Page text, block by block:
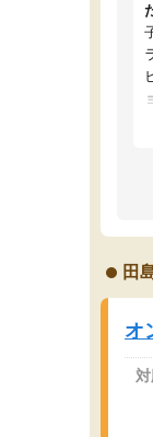
田
オ